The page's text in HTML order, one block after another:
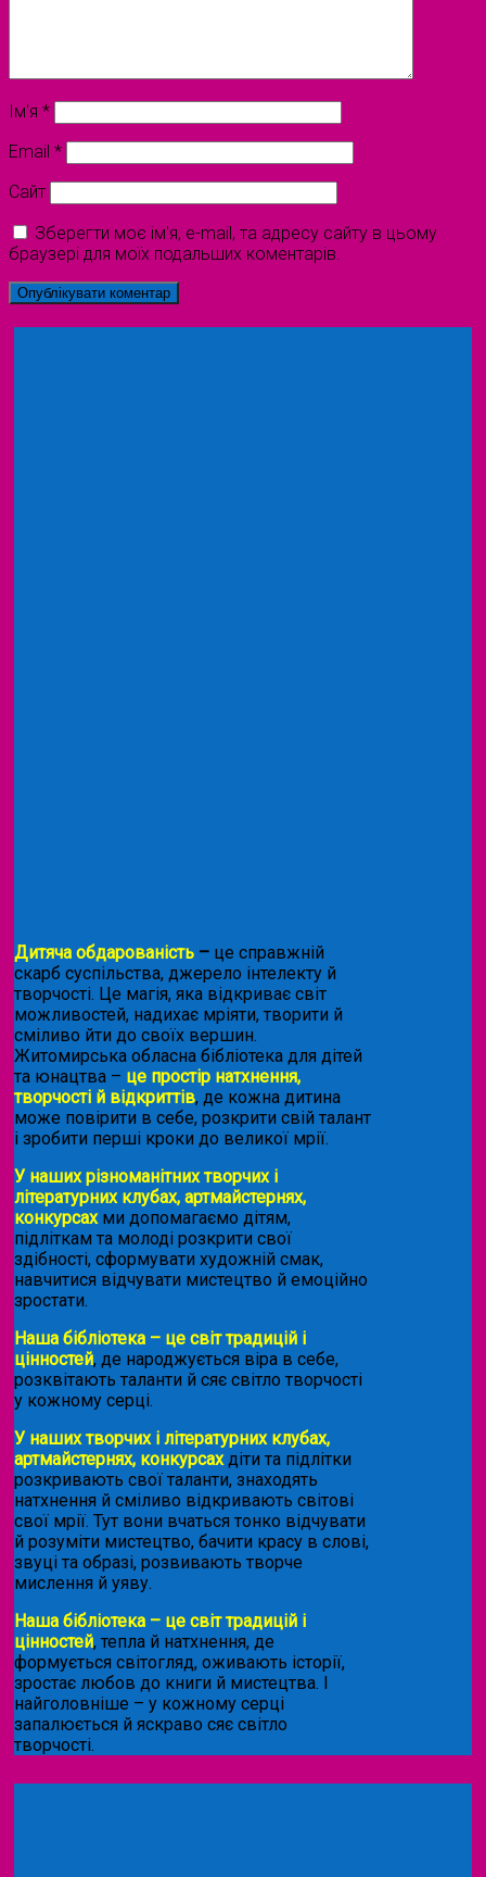
Ім'я *
Email *
Сайт
Зберегти моє ім'я, e-mail, та адресу сайту в цьому
браузері для моїх подальших коментарів.
Дитяча обдарованість – це справжній
скарб суспільства, джерело інтелекту й
творчості. Це магія, яка відкриває світ
можливостей, надихає мріяти, творити й
сміливо йти до своїх вершин.
Житомирська обласна бібліотека для дітей
та юнацтва – це простір натхнення,
творчості й відкриттів, де кожна дитина
може повірити в себе, розкрити свій талант
і зробити перші кроки до великої мрії.
У наших різноманітних творчих і
літературних клубах, артмайстернях,
конкурсахми допомагаємо дітям,
підліткам та молоді розкрити свої
здібності, сформувати художній смак,
навчитися відчувати мистецтво й емоційно
зростати.
Наша бібліотека – це світ традицій і
цінностей, де народжується віра в себе,
розквітають таланти й сяє світло творчості
у кожному серці.
У наших творчих і літературних клубах,
артмайстернях, конкурсахдіти та підлітки
розкривають свої таланти, знаходять
натхнення й сміливо відкривають світові
свої мрії. Тут вони вчаться тонко відчувати
й розуміти мистецтво, бачити красу в слові,
звуці та образі, розвивають творче
мислення й уяву.
Наша бібліотека – це світ традицій і
цінностей, тепла й натхнення, де
формується світогляд, оживають історії,
зростає любов до книги й мистецтва. І
найголовніше – у кожному серці
запалюється й яскраво сяє світло
творчості.